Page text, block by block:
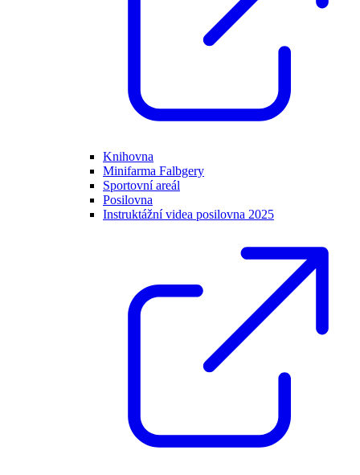
Knihovna
Minifarma Falbgery
Sportovní areál
Posilovna
Instruktážní videa posilovna 2025